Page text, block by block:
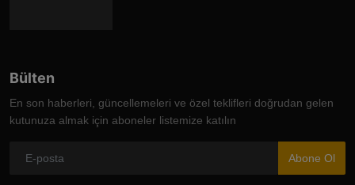
Bülten
En son haberleri, güncellemeleri ve özel teklifleri doğrudan gelen
kutunuza almak için aboneler listemize katılın
Abone Ol